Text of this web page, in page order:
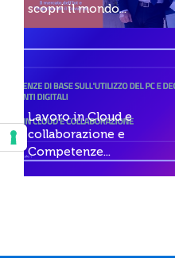
scopri il mondo...
Lavoro in Cloud e
collaborazione e
Competenze...